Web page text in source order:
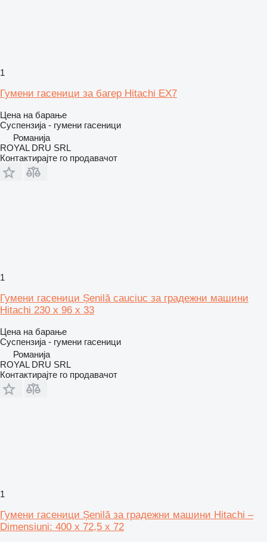
1
Гумени гасеници за багер Hitachi EX7
Цена на барање
Суспензија - гумени гасеници
Романија
ROYAL DRU SRL
Контактирајте го продавачот
1
Гумени гасеници Șenilă cauciuc за градежни машини
Hitachi 230 x 96 x 33
Цена на барање
Суспензија - гумени гасеници
Романија
ROYAL DRU SRL
Контактирајте го продавачот
1
Гумени гасеници Șenilă за градежни машини Hitachi –
Dimensiuni: 400 x 72,5 x 72